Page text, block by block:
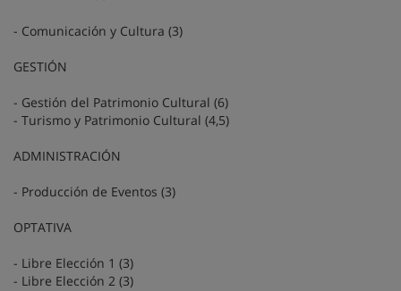
- Comunicación y Cultura (3)
GESTIÓN
- Gestión del Patrimonio Cultural (6)
- Turismo y Patrimonio Cultural (4,5)
ADMINISTRACIÓN
- Producción de Eventos (3)
OPTATIVA
- Libre Elección 1 (3)
- Libre Elección 2 (3)